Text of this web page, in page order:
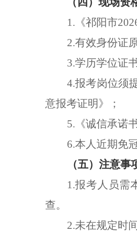
1. 《祁阳市202
2.有效身份证
3.学历学位证
4.报考岗位须
意报考证明》
；
5. 《诚信承诺
6.本人近期免
（五）注意事
1.报考人员需
查。
2.未在规定时